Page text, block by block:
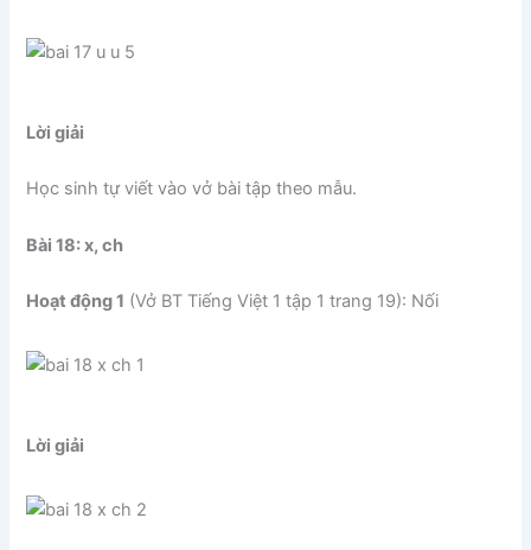
Lời giải
Học sinh tự viết vào vở bài tập theo mẫu.
Bài 18: x, ch
Hoạt động 1 (Vở BT Tiếng Việt 1 tập 1 trang 19): Nối
Lời giải